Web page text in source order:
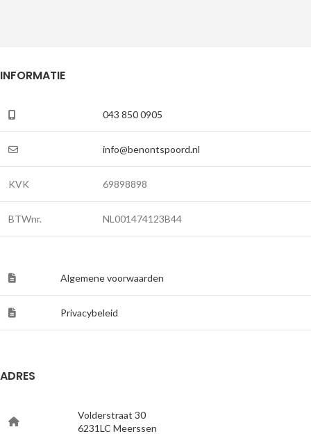
INFORMATIE
043 850 0905
info@benontspoord.nl
KVK 69898898
BTWnr. NL001474123B44
Algemene voorwaarden
Privacybeleid
ADRES
Volderstraat 30
6231LC Meerssen